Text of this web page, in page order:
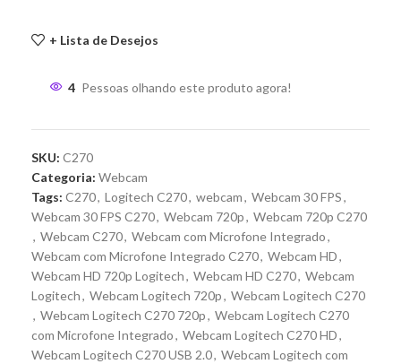
+ Lista de Desejos
4 Pessoas olhando este produto agora!
SKU: C270
Categoria: Webcam
Tags: C270, Logitech C270, webcam, Webcam 30 FPS,
Webcam 30 FPS C270, Webcam 720p, Webcam 720p C270
, Webcam C270, Webcam com Microfone Integrado,
Webcam com Microfone Integrado C270, Webcam HD,
Webcam HD 720p Logitech, Webcam HD C270, Webcam
Logitech, Webcam Logitech 720p, Webcam Logitech C270
, Webcam Logitech C270 720p, Webcam Logitech C270
com Microfone Integrado, Webcam Logitech C270 HD,
Webcam Logitech C270 USB 2.0, Webcam Logitech com